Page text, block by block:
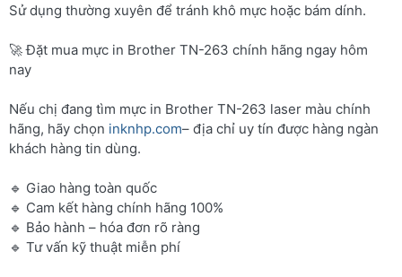
Sử dụng thường xuyên để tránh khô mực hoặc bám dính.
🚀 Đặt mua mực in Brother TN-263 chính hãng ngay hôm
nay
Nếu chị đang tìm mực in Brother TN-263 laser màu chính
hãng, hãy chọn inknhp.com– địa chỉ uy tín được hàng ngàn
khách hàng tin dùng.
🔹 Giao hàng toàn quốc
🔹 Cam kết hàng chính hãng 100%
🔹 Bảo hành – hóa đơn rõ ràng
🔹 Tư vấn kỹ thuật miễn phí